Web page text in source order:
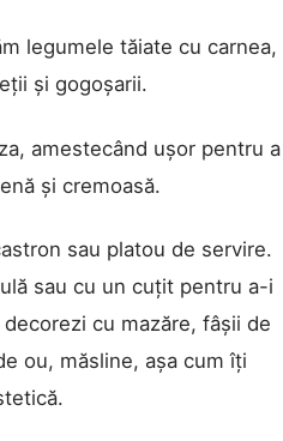
legumele tăiate cu carnea,
și gogoșarii.
amestecând ușor pentru a
și cremoasă.
sau platou de servire.
sau cu un cuțit pentru a-i
cu mazăre, fâșii de
ou, măsline, așa cum îți